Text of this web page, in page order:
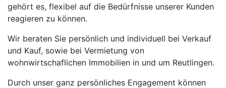
gehört es, flexibel auf die Bedürfnisse unserer Kunden
reagieren zu können.
Wir beraten Sie persönlich und individuell bei Verkauf
und Kauf, sowie bei Vermietung von
wohnwirtschaflichen Immobilien in und um Reutlingen.
Durch unser ganz persönliches Engagement können